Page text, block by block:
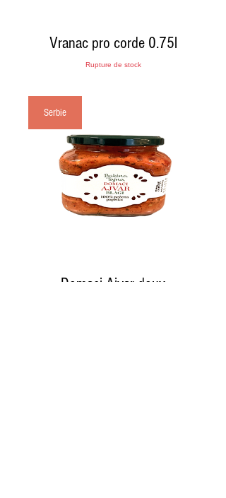
Vranac pro corde 0.75l
Rupture de stock
Serbie
Domaci Ajvar doux